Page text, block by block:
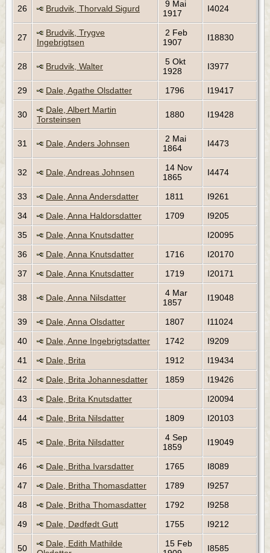
26 Brudvik, Thorvald Sigurd
9 Mai
1917
I4024
27
Brudvik, Trygve
Ingebrigtsen
2 Feb
1907
I18830
28 Brudvik, Walter
5 Okt
1928
I3977
29 Dale, Agathe Olsdatter 1796 I19417
30
Dale, Albert Martin
Torsteinsen
1880 I19428
31 Dale, Anders Johnsen
2 Mai
1864
I4473
32 Dale, Andreas Johnsen
14 Nov
1865
I4474
33 Dale, Anna Andersdatter 1811
I9261
34
Dale, Anna Haldorsdatter 1709
I9205
35
Dale, Anna Knutsdatter
I20095
36
Dale, Anna Knutsdatter 1716
I20170
37
Dale, Anna Knutsdatter 1719 I20171
38 Dale, Anna Nilsdatter
4 Mar
1857
I19048
39 Dale, Anna Olsdatter 1807
I11024
40
Dale, Anne Ingebrigtsdatter 1742
I9209
41
Dale, Brita 1912
I19434
42
Dale, Brita Johannesdatter 1859
I19426
43
Dale, Brita Knutsdatter
I20094
44
Dale, Brita Nilsdatter 1809 I20103
45 Dale, Brita Nilsdatter
4 Sep
1859
I19049
46 Dale, Britha Ivarsdatter 1765
I8089
47
Dale, Britha Thomasdatter 1789
I9257
48
Dale, Britha Thomasdatter 1792
I9258
49
Dale, Dødfødt Gutt 1755 I9212
50
Dale, Edith Mathilde
15 Feb
I8585